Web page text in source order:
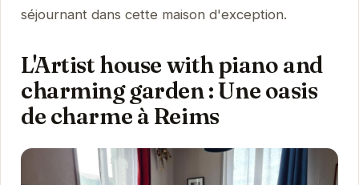
séjournant dans cette maison d'exception.
L'Artist house with piano and
charming garden : Une oasis
de charme à Reims